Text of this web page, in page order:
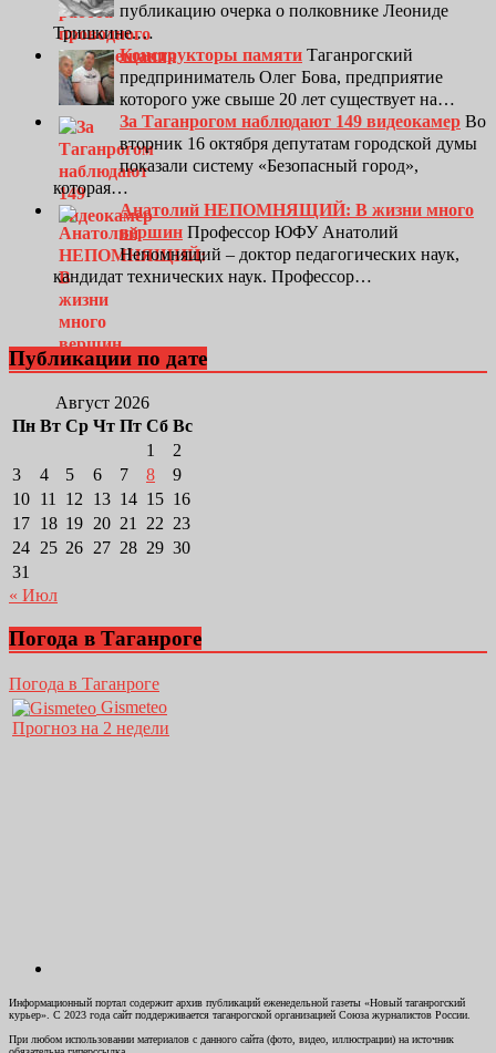
публикацию очерка о полковнике Леониде
Тришкине.…
Конструкторы памяти Таганрогский
предприниматель Олег Бова, предприятие
которого уже свыше 20 лет существует на…
За Таганрогом наблюдают 149 видеокамер Во
вторник 16 октября депутатам городской думы
показали систему «Безопасный город»,
которая…
Анатолий НЕПОМНЯЩИЙ: В жизни много
вершин Профессор ЮФУ Анатолий
Непомнящий – доктор педагогических наук,
кандидат технических наук. Профессор…
Публикации по дате
Август 2026
Пн Вт Ср Чт Пт Сб Вс
1
2
3
4 5 6 7 8
9
10 11 12 13 14 15 16
17 18 19 20 21 22 23
24 25 26 27 28 29 30
31
« Июл
Погода в Таганроге
Погода в Таганроге
Gismeteo
Прогноз на 2 недели
Информационный портал содержит архив публикаций еженедельной газеты «Новый таганрогский
курьер». С 2023 года сайт поддерживается таганрогской организацией Союза журналистов России.
При любом использовании материалов с данного сайта (фото, видео, иллюстрации) на источник